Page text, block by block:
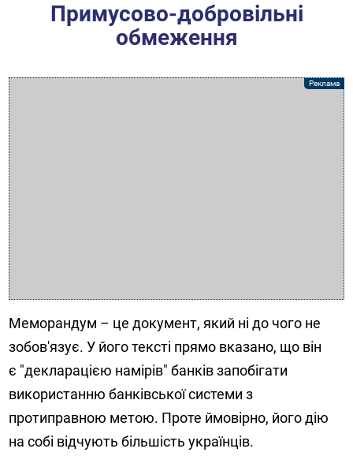
Примусово-добровільні
обмеження
Меморандум – це документ, який ні до чого не
зобов'язує. У його тексті прямо вказано, що він
є "декларацією намірів" банків запобігати
використанню банківської системи з
протиправною метою. Проте ймовірно, його дію
на собі відчують більшість українців.